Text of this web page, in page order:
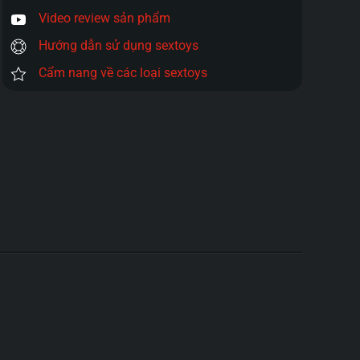
Video review sản phẩm
Hướng dẫn sử dụng sextoys
Cẩm nang về các loại sextoys